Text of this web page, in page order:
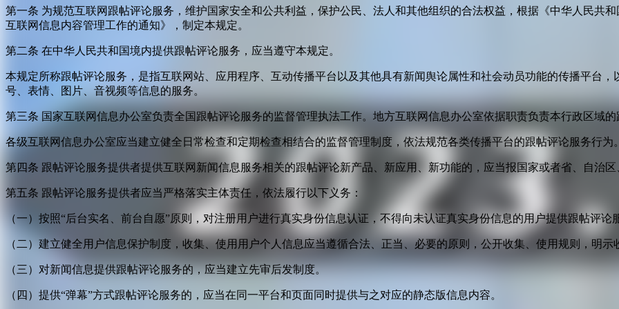
第一条 为规范互联网跟帖评论服务，维护国家安全和公共利益，保护公民、法人和其他组织的合法权益，根据《中华人民共
互联网信息内容管理工作的通知》，制定本规定。
第二条 在中华人民共和国境内提供跟帖评论服务，应当遵守本规定。
本规定所称跟帖评论服务，是指互联网站、应用程序、互动传播平台以及其他具有新闻舆论属性和社会动员功能的传播平台
号、表情、图片、音视频等信息的服务。
第三条 国家互联网信息办公室负责全国跟帖评论服务的监督管理执法工作。地方互联网信息办公室依据职责负责本行政区域
各级互联网信息办公室应当建立健全日常检查和定期检查相结合的监督管理制度，依法规范各类传播平台的跟帖评论服务行为
第四条 跟帖评论服务提供者提供互联网新闻信息服务相关的跟帖评论新产品、新应用、新功能的，应当报国家或者省、自治
第五条 跟帖评论服务提供者应当严格落实主体责任，依法履行以下义务：
（一）按照“后台实名、前台自愿”原则，对注册用户进行真实身份信息认证，不得向未认证真实身份信息的用户提供跟帖评论
（二）建立健全用户信息保护制度，收集、使用用户个人信息应当遵循合法、正当、必要的原则，公开收集、使用规则，明
（三）对新闻信息提供跟帖评论服务的，应当建立先审后发制度。
（四）提供“弹幕”方式跟帖评论服务的，应当在同一平台和页面同时提供与之对应的静态版信息内容。